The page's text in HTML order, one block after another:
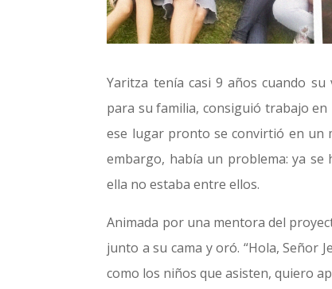
Yaritza tenía casi 9 años cuando
para su familia, consiguió trabajo en
ese lugar pronto se convirtió en un
embargo, había un problema: ya
ella no estaba entre ellos.
Animada por una mentora del
junto a su cama y oró. “Hola, Señor
como los niños que asisten, quiero